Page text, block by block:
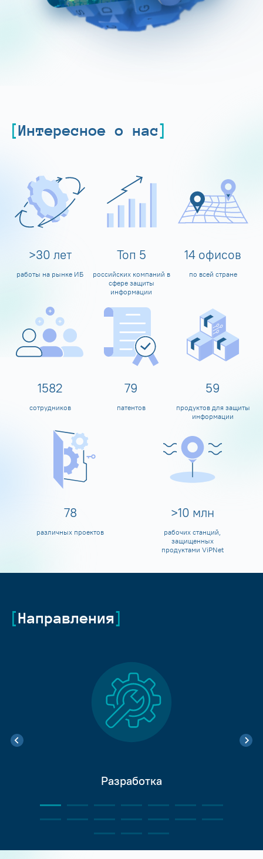
Интересное о нас
>30 лет
работы на рынке ИБ
Топ 5
российских компаний в
сфере защиты
информации
14 офисов
по всей стране
1600
сотрудников
80
патентов
60
продуктов для защиты
информации
80
различных проектов
>10 млн
рабочих станций,
защищенных
продуктами ViPNet
Направления
Разработка